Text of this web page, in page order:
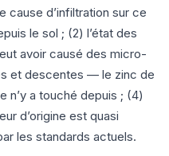
cause d’infiltration sur ce
le sol ; (2) l’état des
avoir causé des micro-
et descentes — le zinc de
n’y a touché depuis ; (4)
d’origine est quasi
les standards actuels.